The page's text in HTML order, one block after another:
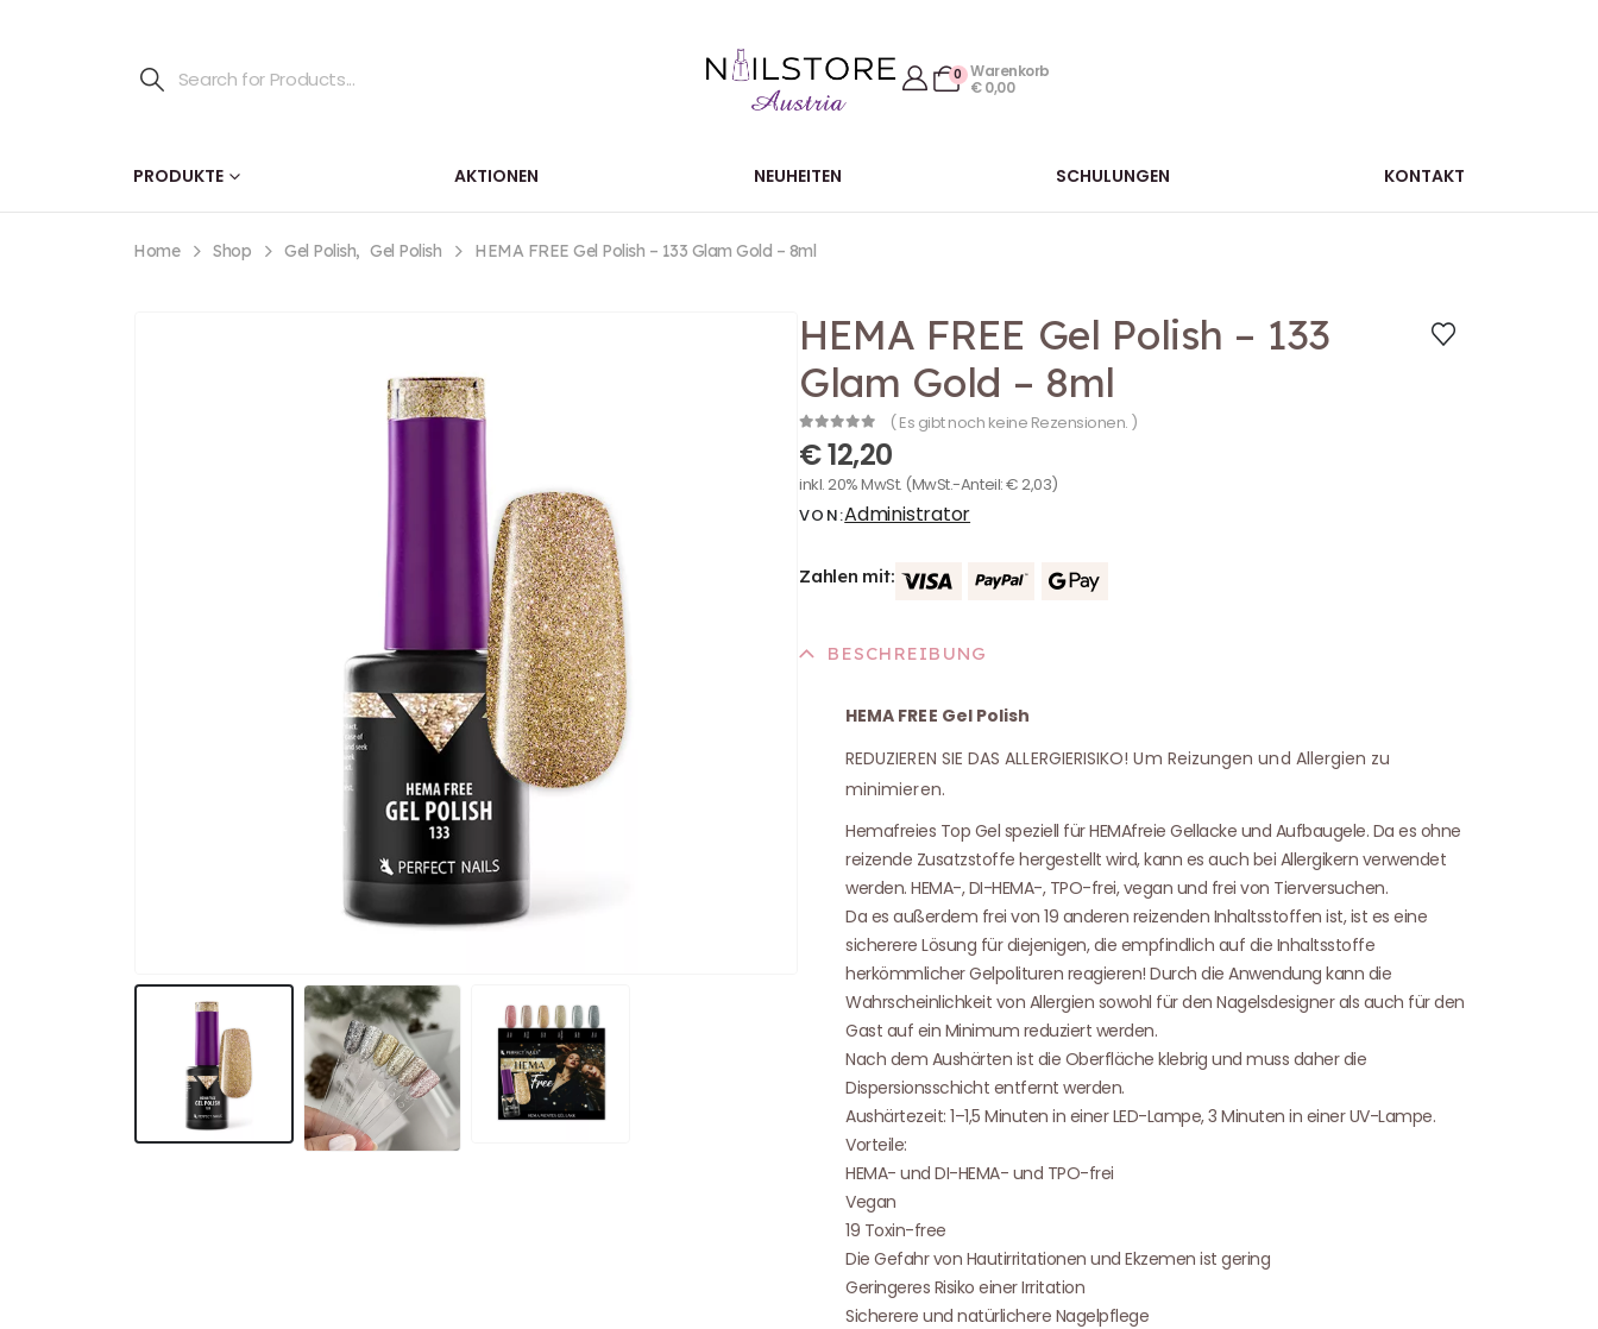
0 Warenkorb
€0,00
PRODUKTE AKTIONEN NEUHEITEN SCHULUNGEN KONTAKT
Home Shop Gel Polish, Gel Polish HEMA FREE Gel Polish – 133 Glam Gold – 8ml
HEMA FREE Gel Polish – 133
Glam Gold – 8ml
out of 5
( Es gibt noch keine Rezensionen. )
€12,20
inkl. 20% MwSt. (MwSt.-Anteil:€2,03)
VON:Administrator
Zahlen mit:
BESCHREIBUNG
HEMA FREE Gel Polish
REDUZIEREN SIE DAS ALLERGIERISIKO! Um Reizungen und Allergien zu
minimieren.
Hemafreies Top Gel speziell für HEMAfreie Gellacke und Aufbaugele. Da es ohne
reizende Zusatzstoffe hergestellt wird, kann es auch bei Allergikern verwendet
werden. HEMA-, DI-HEMA-, TPO-frei, vegan und frei von Tierversuchen.
Da es außerdem frei von 19 anderen reizenden Inhaltsstoffen ist, ist es eine
sicherere Lösung für diejenigen, die empfindlich auf die Inhaltsstoffe
herkömmlicher Gelpolituren reagieren! Durch die Anwendung kann die
Wahrscheinlichkeit von Allergien sowohl für den Nagelsdesigner als auch für den
Gast auf ein Minimum reduziert werden.
Nach dem Aushärten ist die Oberfläche klebrig und muss daher die
Dispersionsschicht entfernt werden.
Aushärtezeit: 1–1,5 Minuten in einer LED-Lampe, 3 Minuten in einer UV-Lampe.
Vorteile:
HEMA- und DI-HEMA- und TPO-frei
Vegan
19 Toxin-free
Die Gefahr von Hautirritationen und Ekzemen ist gering
Geringeres Risiko einer Irritation
Sicherere und natürlichere Nagelpflege